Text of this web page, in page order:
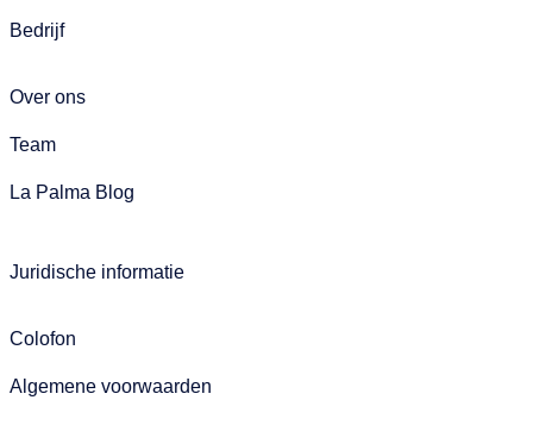
Bedrijf
Over ons
Team
La Palma Blog
Juridische informatie
Colofon
Algemene voorwaarden